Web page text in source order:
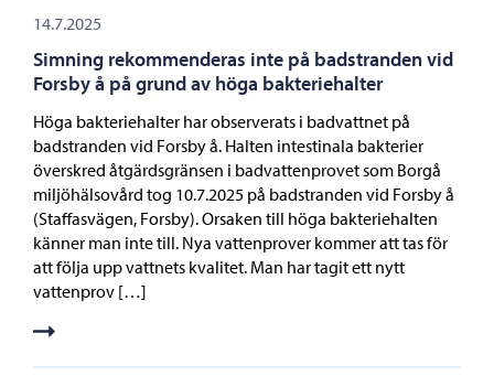
14.7.2025
Simning rekommenderas inte på badstranden vid
Forsby å på grund av höga bakteriehalter
Höga bakteriehalter har observerats i badvattnet på
badstranden vid Forsby å. Halten intestinala bakterier
överskred åtgärdsgränsen i badvattenprovet som Borgå
miljöhälsovård tog 10.7.2025 på badstranden vid Forsby å
(Staffasvägen, Forsby). Orsaken till höga bakteriehalten
känner man inte till. Nya vattenprover kommer att tas för
att följa upp vattnets kvalitet. Man har tagit ett nytt
vattenprov […]